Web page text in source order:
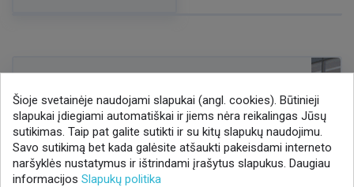
Gaukite geriausius pasiūlymus!
Prenumeruokite naujienlaiškį ir visada sužinokite
naujienas pirmieji.
Sutinku, kad mano duomenys būtų saugomi
naujienlaiškiui gauti
Šioje svetainėje naudojami slapukai (angl. cookies). Būtinieji
slapukai įdiegiami automatiškai ir jiems nėra reikalingas Jūsų
sutikimas. Taip pat galite sutikti ir su kitų slapukų naudojimu.
Savo sutikimą bet kada galėsite atšaukti pakeisdami interneto
naršyklės nustatymus ir ištrindami įrašytus slapukus. Daugiau
informacijos Slapukų politika